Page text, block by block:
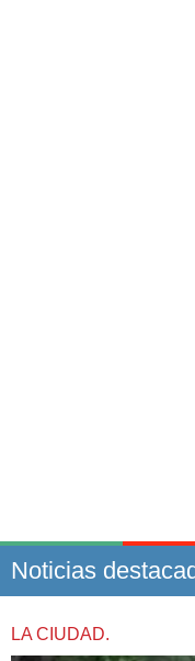
Noticias
LA CIUDAD.